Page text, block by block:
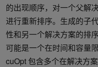
的出现顺序，对一个父解
进行重新排序。生成的子
性和另一个解决方案的排
可能是一个在时间和容量
cuOpt 包含多个在解决方